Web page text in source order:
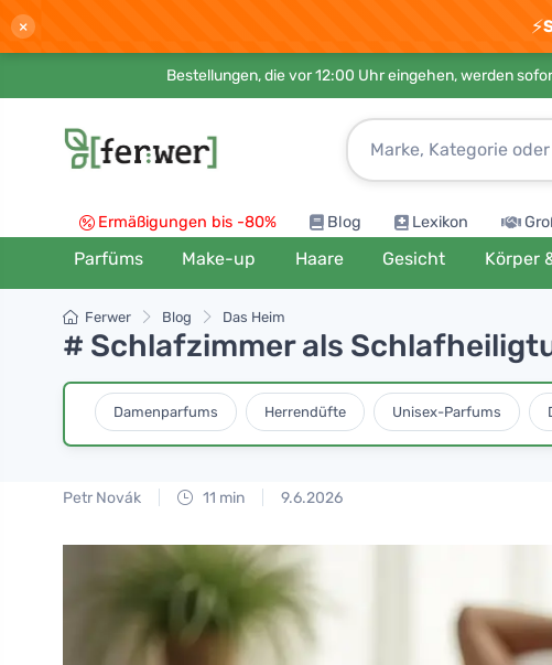
× ⚡
Bestellungen, die vor 12:00 Uhr eingehen, werden
Ermäßigungen bis -80% Blog Lexikon
Parfüms Make-up Haare Gesicht Körper
Ferwer Blog Das Heim
# Schlafzimmer als
Damenparfums Herrendüfte Unisex-Parfums
Petr Novák 11 min 9.6.2026